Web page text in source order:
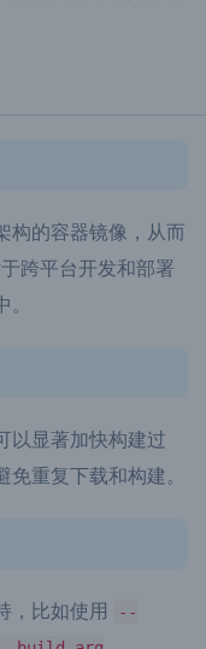
的应用，也是在容
的容器镜像，从而
跨平台开发和部署
以显著加快构建过
，比如使用